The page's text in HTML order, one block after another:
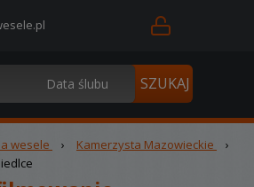
wesele › Kamerzysta Mazowieckie
›